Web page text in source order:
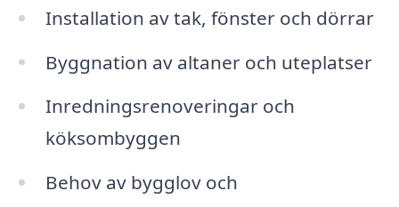
Installation av tak, fönster och dörrar
Byggnation av altaner och uteplatser
Inredningsrenoveringar och
köksombyggen
Behov av bygglov och